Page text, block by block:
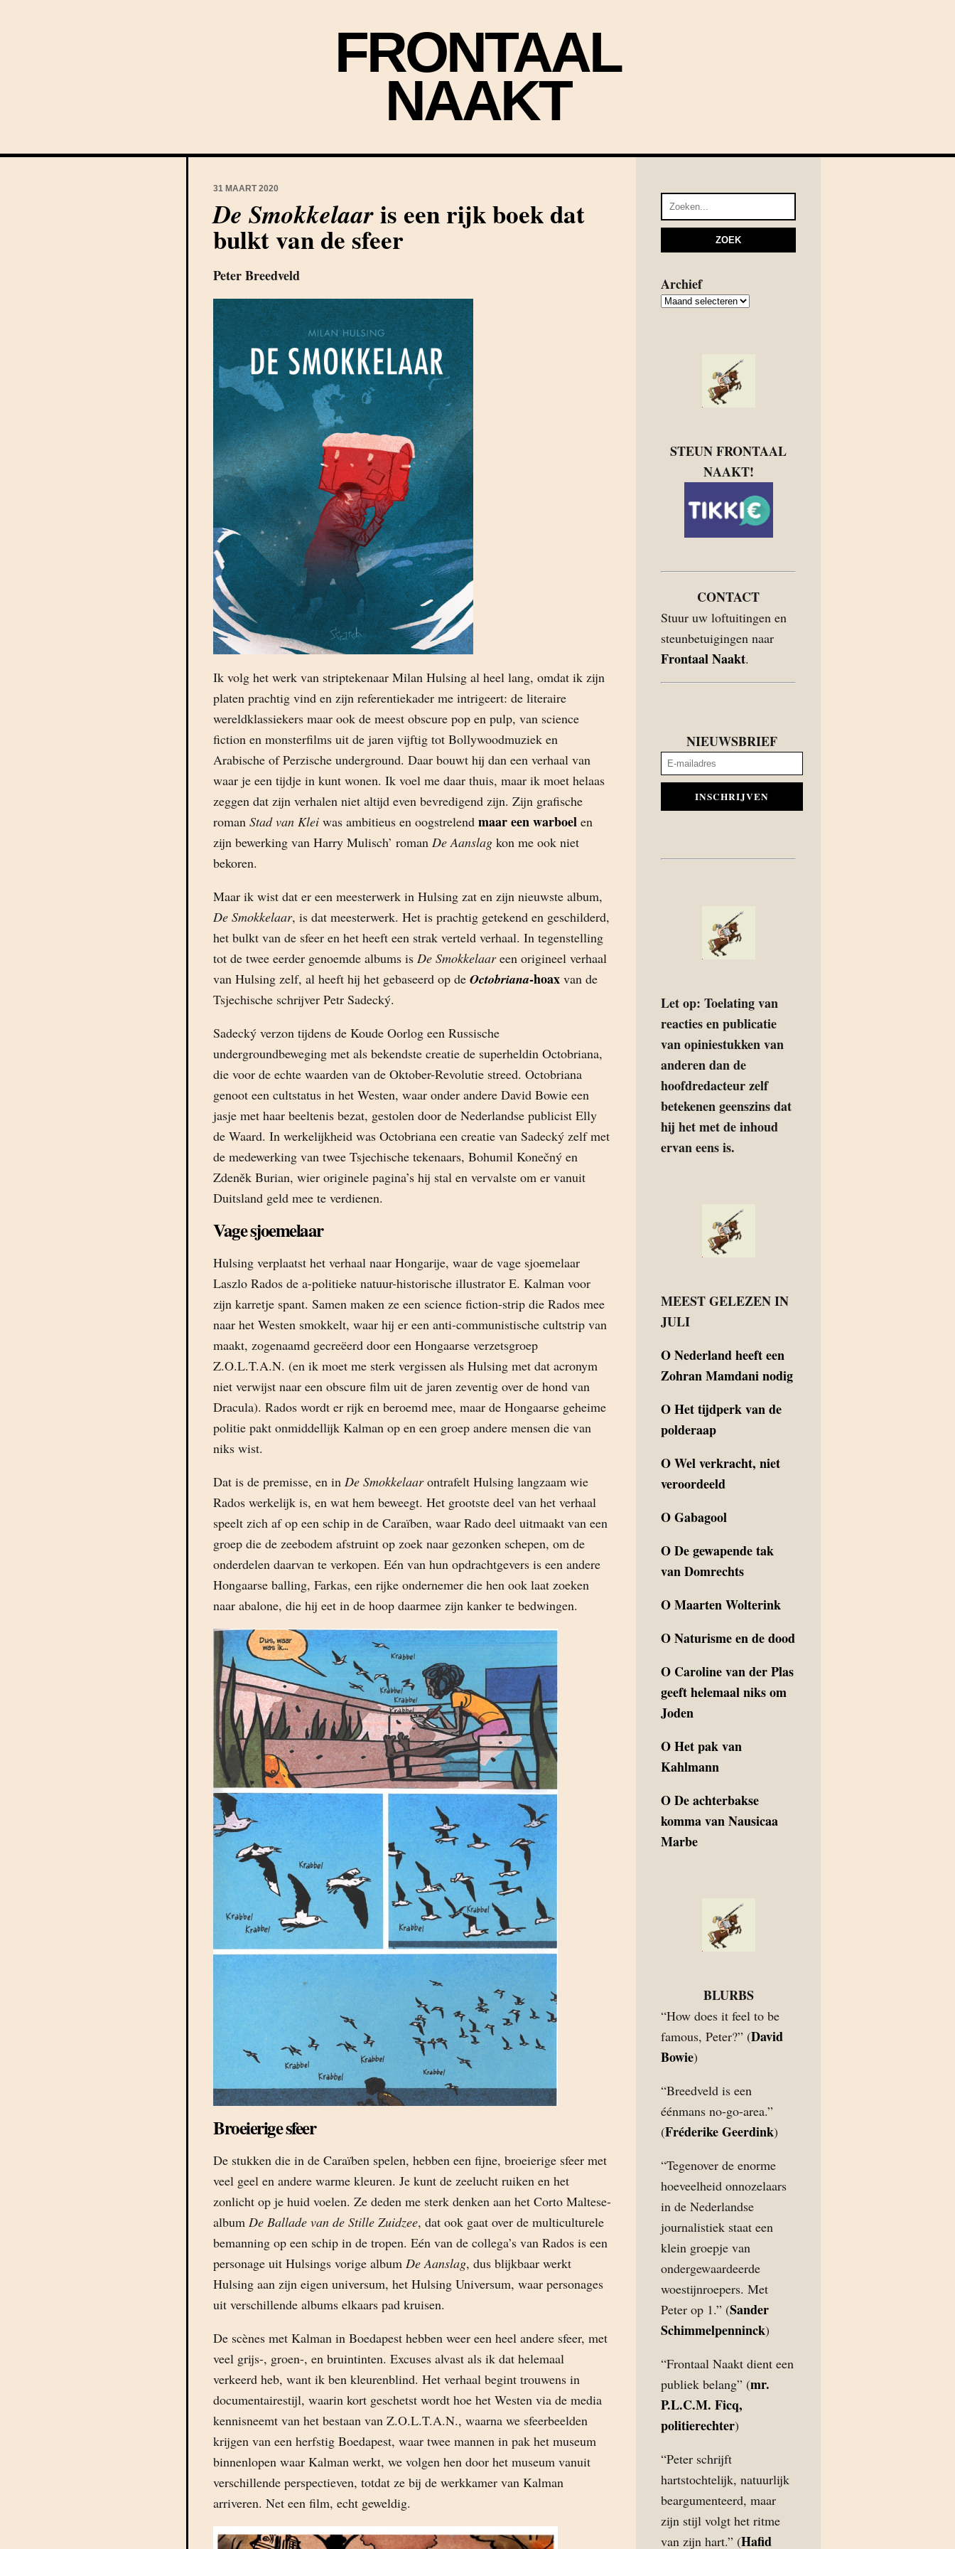
FRONTAAL
NAAKT
31 MAART 2020
De Smokkelaaris een rijk boek dat
bulkt van de sfeer
Peter Breedveld
Ik volg het werk van striptekenaar Milan Hulsing al heel lang, omdat ik zijn
platen prachtig vind en zijn referentiekader me intrigeert: de literaire
wereldklassiekers maar ook de meest obscure pop en pulp, van science
fiction en monsterfilms uit de jaren vijftig tot Bollywoodmuziek en
Arabische of Perzische underground. Daar bouwt hij dan een verhaal van
waar je een tijdje in kunt wonen. Ik voel me daar thuis, maar ik moet helaas
zeggen dat zijn verhalen niet altijd even bevredigend zijn. Zijn grafische
roman Stad van Klei was ambitieus en oogstrelend maar een warboel en
zijn bewerking van Harry Mulisch’ roman De Aanslag kon me ook niet
bekoren.
Maar ik wist dat er een meesterwerk in Hulsing zat en zijn nieuwste album,
De Smokkelaar, is dat meesterwerk. Het is prachtig getekend en geschilderd,
het bulkt van de sfeer en het heeft een strak verteld verhaal. In tegenstelling
tot de twee eerder genoemde albums is De Smokkelaareen origineel verhaal
van Hulsing zelf, al heeft hij het gebaseerd op de Octobriana-hoax van de
Tsjechische schrijver Petr Sadecký.
Sadecký verzon tijdens de Koude Oorlog een Russische
undergroundbeweging met als bekendste creatie de superheldin Octobriana,
die voor de echte waarden van de Oktober-Revolutie streed. Octobriana
genoot een cultstatus in het Westen, waar onder andere David Bowie een
jasje met haar beeltenis bezat, gestolen door de Nederlandse publicist Elly
de Waard. In werkelijkheid was Octobriana een creatie van Sadecký zelf met
de medewerking van twee Tsjechische tekenaars, Bohumil Konečný en
Zdeněk Burian, wier originele pagina’s hij stal en vervalste om er vanuit
Duitsland geld mee te verdienen.
Vage sjoemelaar
Hulsing verplaatst het verhaal naar Hongarije, waar de vage sjoemelaar
Laszlo Rados de a-politieke natuur-historische illustrator E. Kalman voor
zijn karretje spant. Samen maken ze een science fiction-strip die Rados mee
naar het Westen smokkelt, waar hij er een anti-communistische cultstrip van
maakt, zogenaamd gecreëerd door een Hongaarse verzetsgroep
Z.O.L.T.A.N. (en ik moet me sterk vergissen als Hulsing met dat acronym
niet verwijst naar een obscure film uit de jaren zeventig over de hond van
Dracula). Rados wordt er rijk en beroemd mee, maar de Hongaarse geheime
politie pakt onmiddellijk Kalman op en een groep andere mensen die van
niks wist.
Dat is de premisse, en in De Smokkelaarontrafelt Hulsing langzaam wie
Rados werkelijk is, en wat hem beweegt. Het grootste deel van het verhaal
speelt zich af op een schip in de Caraïben, waar Rado deel uitmaakt van een
groep die de zeebodem afstruint op zoek naar gezonken schepen, om de
onderdelen daarvan te verkopen. Eén van hun opdrachtgevers is een andere
Hongaarse balling, Farkas, een rijke ondernemer die hen ook laat zoeken
naar abalone, die hij eet in de hoop daarmee zijn kanker te bedwingen.
Broeierige sfeer
De stukken die in de Caraïben spelen, hebben een fijne, broeierige sfeer met
veel geel en andere warme kleuren. Je kunt de zeelucht ruiken en het
zonlicht op je huid voelen. Ze deden me sterk denken aan het Corto Maltese-
album De Ballade van de Stille Zuidzee, dat ook gaat over de multiculturele
bemanning op een schip in de tropen. Eén van de collega’s van Rados is een
personage uit Hulsings vorige album De Aanslag, dus blijkbaar werkt
Hulsing aan zijn eigen universum, het Hulsing Universum, waar personages
uit verschillende albums elkaars pad kruisen.
De scènes met Kalman in Boedapest hebben weer een heel andere sfeer, met
veel grijs-, groen-, en bruintinten. Excuses alvast als ik dat helemaal
verkeerd heb, want ik ben kleurenblind. Het verhaal begint trouwens in
documentairestijl, waarin kort geschetst wordt hoe het Westen via de media
kennisneemt van het bestaan van Z.O.L.T.A.N., waarna we sfeerbeelden
krijgen van een herfstig Boedapest, waar twee mannen in pak het museum
binnenlopen waar Kalman werkt, we volgen hen door het museum vanuit
verschillende perspectieven, totdat ze bij de werkkamer van Kalman
arriveren. Net een film, echt geweldig.
Archief
Archief
STEUN FRONTAAL
NAAKT!
CONTACT
Stuur uw loftuitingen en
steunbetuigingen naar
Frontaal Naakt.
NIEUWSBRIEF
INSCHRIJVEN
Let op: Toelating van
reacties en publicatie
van opiniestukken van
anderen dan de
hoofdredacteur zelf
betekenen geenszins dat
hij het met de inhoud
ervan eens is.
MEEST GELEZEN IN
JULI
ONederland heeft een
Zohran Mamdani nodig
OHet tijdperk van de
polderaap
OWel verkracht, niet
veroordeeld
OGabagool
ODe gewapende tak
van Domrechts
OMaarten Wolterink
ONaturisme en de dood
O Caroline van der Plas
geeft helemaal niks om
Joden
OHet pak van
Kahlmann
ODe achterbakse
komma van Nausicaa
Marbe
BLURBS
“How does it feel to be
famous, Peter?” (David
Bowie)
“Breedveld is een
éénmans no-go-area.”
(Fréderike Geerdink)
“Tegenover de enorme
hoeveelheid onnozelaars
in de Nederlandse
journalistiek staat een
klein groepje van
ondergewaardeerde
woestijnroepers. Met
Peter op 1.” (Sander
Schimmelpenninck)
“Frontaal Naakt dient een
publiek belang” (mr.
P.L.C.M. Ficq,
politierechter)
“Peter schrijft
hartstochtelijk, natuurlijk
beargumenteerd, maar
zijn stijl volgt het ritme
van zijn hart.” (Hafid